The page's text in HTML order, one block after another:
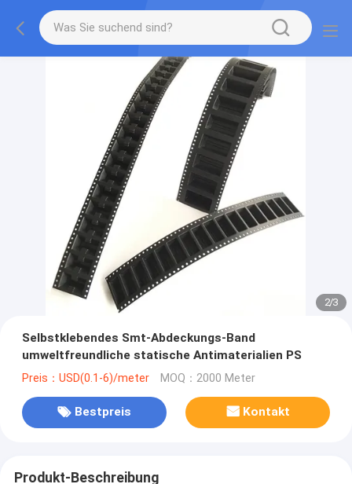
2/3
Selbstklebendes Smt-Abdeckungs-Band
umweltfreundliche statische Antimaterialien PS
Preis：USD(0.1-6)/meter MOQ：2000 Meter
Bestpreis Kontakt
Produkt-Beschreibung